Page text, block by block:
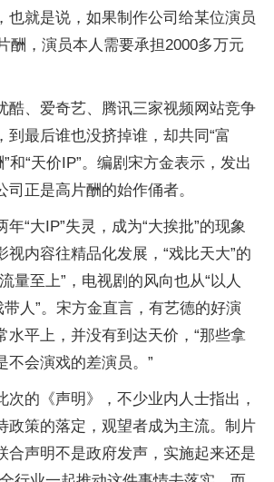
也就是说，如果制作公司给某位演员
酬，演员本人需要承担2000多万元
酷、爱奇艺、腾讯三家视频网站竞争
到最后谁也没挤掉谁，却共同“富
”和“天价IP”。编剧宋方金表示，发出
司正是高片酬的始作俑者。
年“大IP”失灵，成为“大挨批”的现象
视内容往精品化发展，“戏比天大”的
量至上”，电视剧的风向也从“以人
带人”。宋方金直言，有艺德的好演
水平上，并没有到达天价，“那些拿
不会演戏的差演员。”
次的《声明》，不少业内人士指出，
政策的落定，观望者成为主流。制片
合声明不是政府发声，实施起来还是